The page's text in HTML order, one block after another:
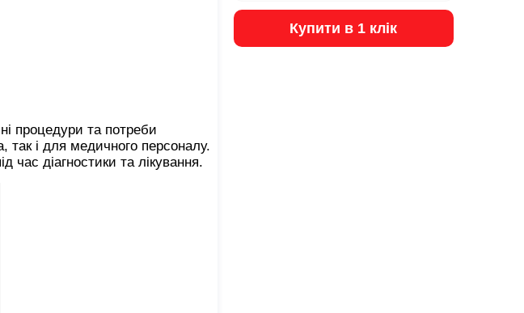
процедури та потреби
так і для медичного персоналу.
час діагностики та лікування.
Купити в 1 клік